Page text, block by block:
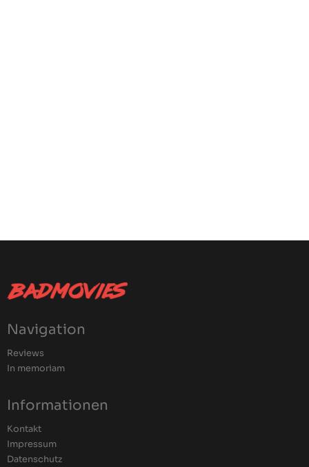
Navigation
Reviews
In memoriam
Informationen
Kontakt
Impressum
Datenschutz